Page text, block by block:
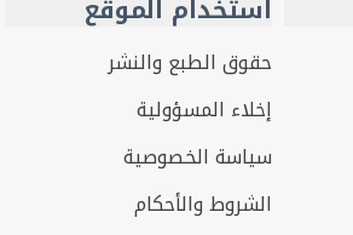
استخدام الموقع
حقوق الطبع والنشر
إخلاء المسؤولية
سياسة الخصوصية
الشروط والأحكام